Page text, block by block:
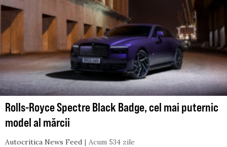
Rolls-Royce Spectre Black Badge, cel mai puternic
model al mărcii
Autocritica News Feed Acum 534 zile